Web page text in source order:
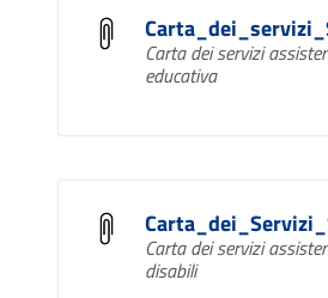
Carta dei servizi
educativa
Carta dei servizi
disabili